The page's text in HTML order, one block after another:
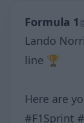
Formula 1
Lando
line 🏆
Here are
#F1Sprint